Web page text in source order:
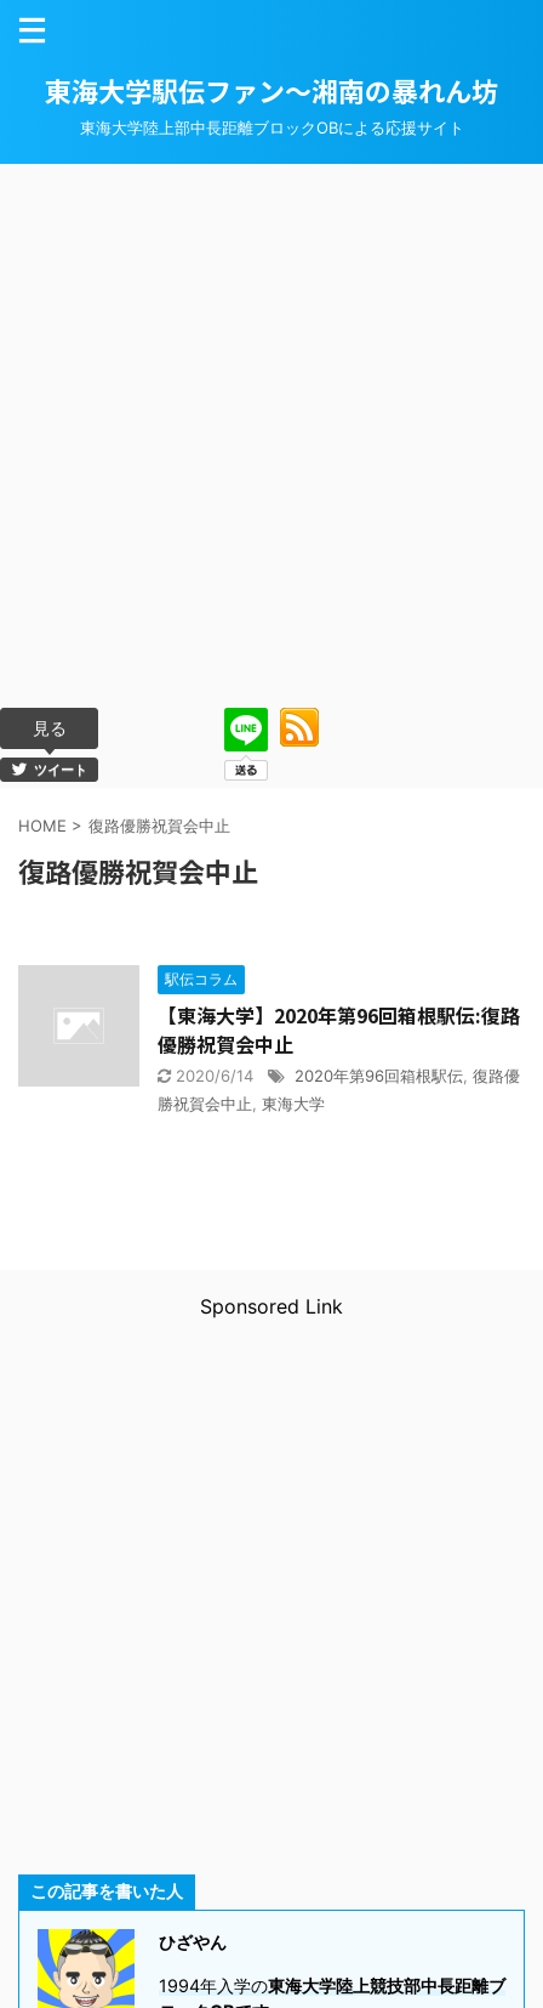
東海大学駅伝ファン～湘南の暴れん坊
東海大学陸上部中長距離ブロックOBによる応援サイト
見る
ツイート
HOME > 復路優勝祝賀会中止
復路優勝祝賀会中止
駅伝コラム
【東海大学】2020年第96回箱根駅伝:復路
優勝祝賀会中止
2020/6/14 2020年第96回箱根駅伝 復路優
勝祝賀会中止 東海大学
Sponsored Link
この記事を書いた人
ひざやん
1994年入学の東海大学陸上競技部中長距離ブ